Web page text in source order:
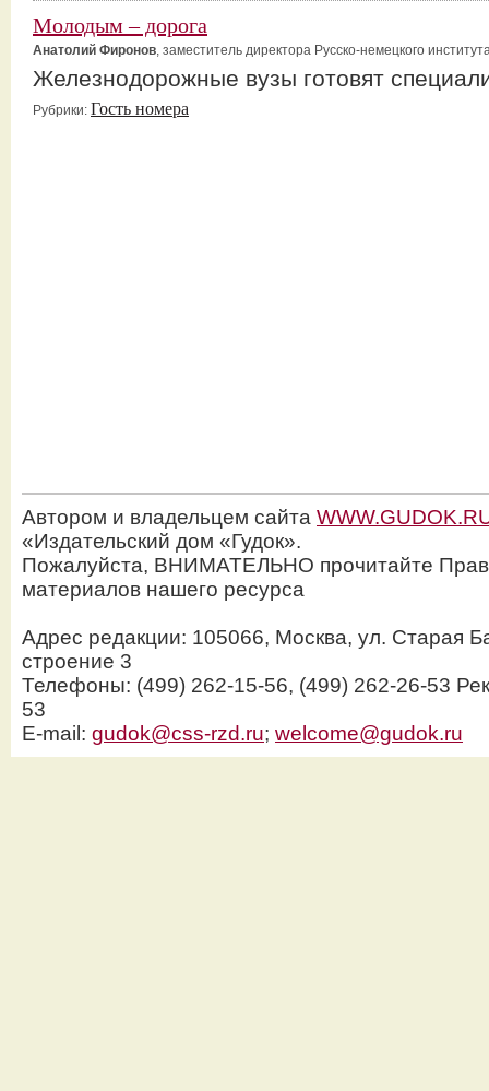
Молодым – дорога
Анатолий Фиронов, заместитель директора Русско-немецкого
Железнодорожные вузы готовят
Рубрики: Гость номера
Автором и владельцем сайта
«Издательский дом «Гудок».
Пожалуйста, ВНИМАТЕЛЬНО прочитайте
материалов нашего ресурса
Адрес редакции: 105066, Москва, ул. Старая
строение 3
Телефоны: (499) 262-15-56, (499) 262-26-53
53
E-mail: gudok@css-rzd.ru; welcome@gudok.ru